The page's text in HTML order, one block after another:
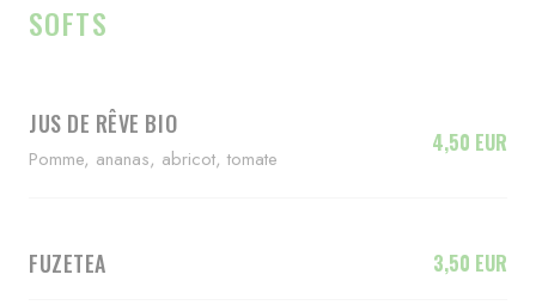
SOFTS
JUS DE RÊVE BIO
Pomme, ananas, abricot, tomate
4,50 EUR
FUZETEA 3,50 EUR